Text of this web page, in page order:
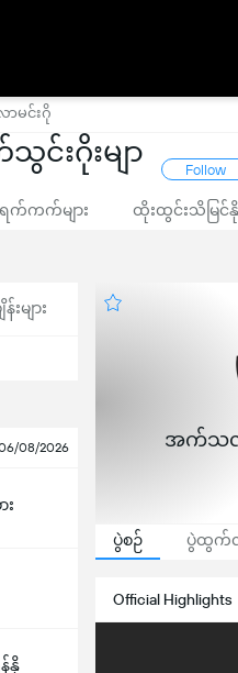
မင်းဂို
င်းဂိုးမျာ
Follow
က်ကက်များ ထိုးထွင်းသိမြင်
များ
08/2026
း
နို
အက်သ
ပွဲစဉ် ပွဲထွက်လူ
Official Highlights